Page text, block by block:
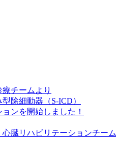
チームより
除細動器（S-ICD）
ンを開始しました！
臓リハビリテーションチーム